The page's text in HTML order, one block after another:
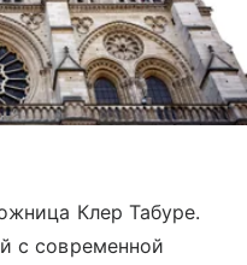
Клер Табуре.
с современной